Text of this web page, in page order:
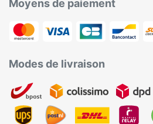
Moyens de paiement
Modes de livraison